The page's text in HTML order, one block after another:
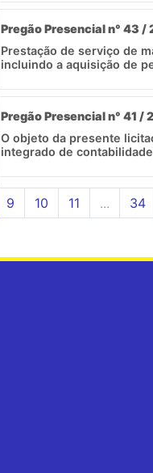
Pregão Presencial n° 43
Prestação de serviço de
incluindo a aquisição de
Pregão Presencial n° 41
O objeto da presente
integrado de
9 10 11 ... 34